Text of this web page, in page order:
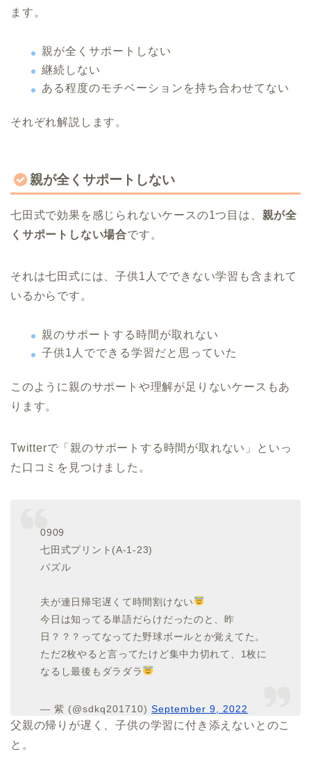
ます。
親が全くサポートしない
継続しない
ある程度のモチベーションを持ち合わせてない
それぞれ解説します。
親が全くサポートしない
七田式で効果を感じられないケースの1つ目は、 親が全
くサポートしない場合です。
それは七田式には、子供1人でできない学習も含まれて
いるからです。
親のサポートする時間が取れない
子供1人でできる学習だと思っていた
このように親のサポートや理解が足りないケースもあ
ります。
Twitterで「親のサポートする時間が取れない」といっ
た口コミを見つけました。
0909
七田式プリント(A-1-23)
パズル
夫が連日帰宅遅くて時間割けない
今日は知ってる単語だらけだったのと、昨
日？？？ってなってた野球ボールとか覚えてた。
ただ2枚やると言ってたけど集中力切れて、1枚に
なるし最後もダラダラ
— 紫 (@sdkq201710)September 9, 2022
父親の帰りが遅く、子供の学習に付き添えないとのこ
と。